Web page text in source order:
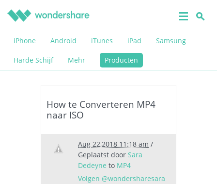
iPhone Android iTunes iPad Samsung
Harde Schijf Mehr Producten
How te Converteren MP4
naar ISO
Aug 22,2018 11:18 am /
Geplaatst doorSara
Dedeyne to MP4
Volgen @wondersharesara